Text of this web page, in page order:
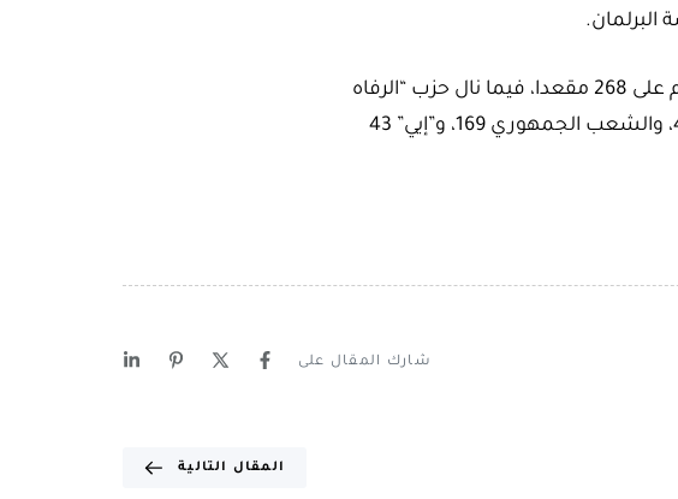
وفي انتخابات 14 مايو/أيار الماضي، حصل فيها حزب العدالة والتنمية الحاكم على 268 مقعدا، فيما نال حزب “الرفاه
مجددا” 5 مقاعد، والحركة القومية 50، واليسار الأخضر 61، والعمال التركي 4، والشعب الجمهوري 169، و”إيي” 43
شارك المقال على
المقال التالية